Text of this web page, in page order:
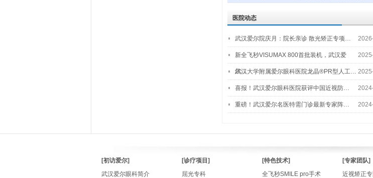
医院动态
武汉爱尔院庆月：院长亲诊 散光矫正专项…
新全飞秒VISUMAX 800首批装机，武汉爱
尔…
武汉大学附属爱尔眼科医院龙晶®PR型人工…
喜报！武汉爱尔眼科医院获评中国近视防…
重磅！武汉爱尔名医特需门诊最新专家阵…
[初访爱尔]
武汉爱尔眼科简介
[诊疗项目]
屈光专科
[特色技术]
全飞秒SMILE pro手术
[专家团队]
近视矫正